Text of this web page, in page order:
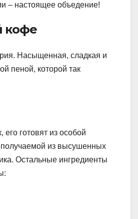
– настоящее объедение!
кофе
Насыщенная, сладкая и
пеной, которой так
его готовят из особой
из высушенных
Остальные ингредиенты